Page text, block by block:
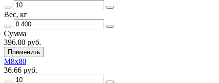
Вес, кг
Сумма
396.00 руб.
Применить
М8х80
36.66 руб.